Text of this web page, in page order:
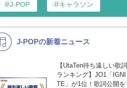
J-POP キャラソン
K-POP バンド
洋楽
ディズニー
J-POPの新着ニュース
【UtaTen待ち遠しい歌詞
ランキング】JO1「IGNI
TE」が1位！歌詞公開を